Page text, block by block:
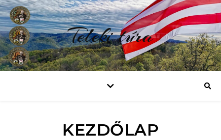
Teleki túra
KEZDŐLAP